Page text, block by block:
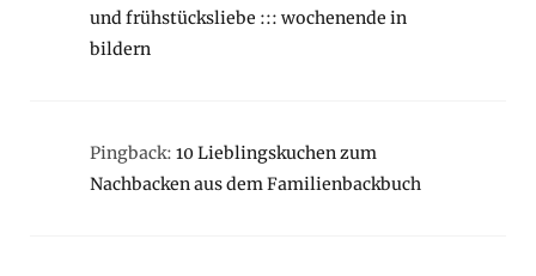
und frühstücksliebe ::: wochenende in
bildern
Pingback: 10 Lieblingskuchen zum
Nachbacken aus dem Familienbackbuch